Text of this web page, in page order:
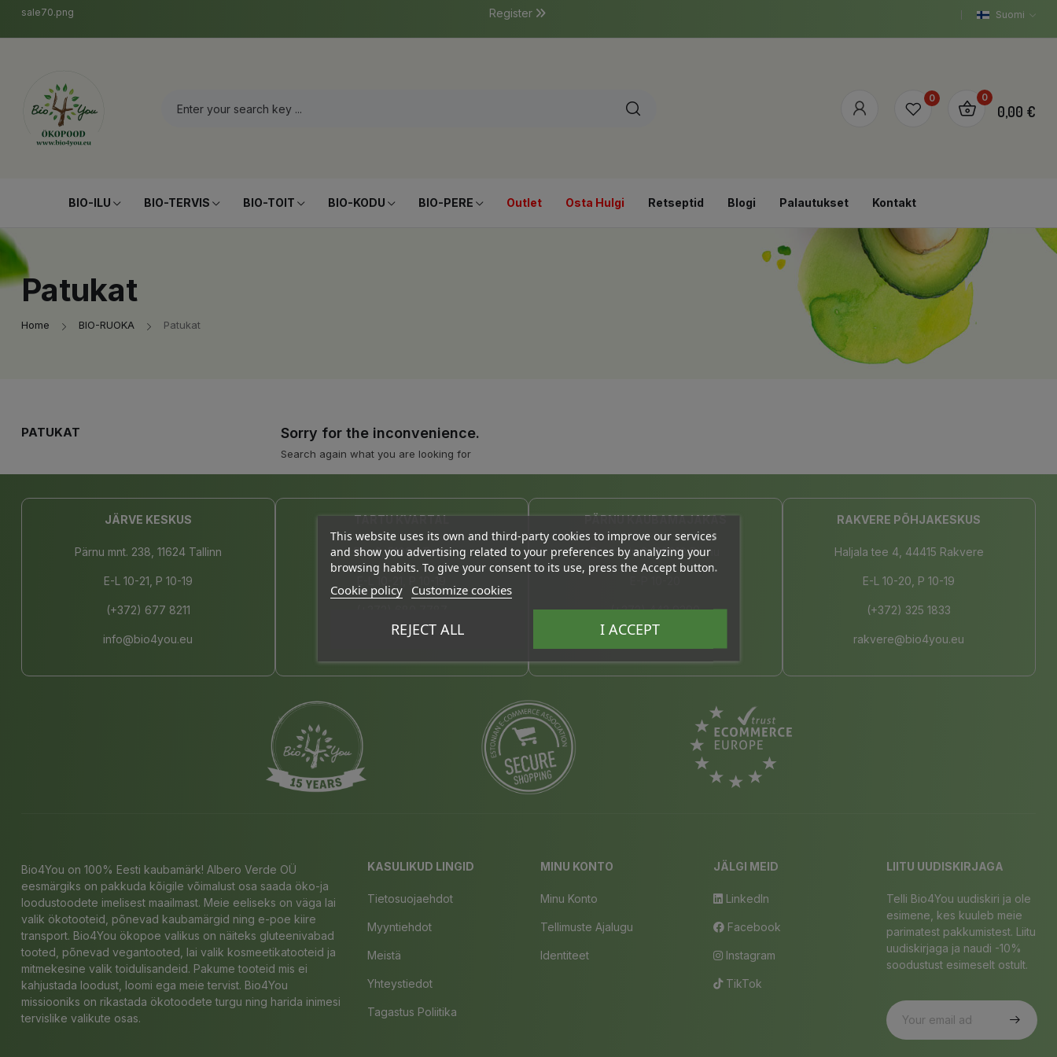
sale70.png Suomi
Register
0 0
0,00 €
BIO-ILU BIO-TERVIS BIO-TOIT BIO-KODU BIO-PERE Outlet Osta Hulgi Retseptid Blogi Palautukset Kontakt
Patukat
Home BIO-RUOKA Patukat
PATUKAT Sorry for the inconvenience.
Search again what you are looking for
JÄRVE KESKUS
Pärnu mnt. 238, 11624 Tallinn
E-L 10-21, P 10-19
(+372) 677 8211
info@bio4you.eu
TARTU KVARTAL
Riia 2, 51004 Tartu
tartu@bio4you.eu
PÄRNU KAUBAMAJAKAS
Papiniidu 8, 80010 Pärnu
(+372) 442 9390
kaubamajakas@bio4you.eu
RAKVERE PÕHJAKESKUS
Haljala tee 4, 44415 Rakvere
E-L 10-20, P 10-19
(+372) 325 1833
rakvere@bio4you.eu
Bio4You on 100% Eesti kaubamärk! Albero Verde OÜ
eesmärgiks on pakkuda kõigile võimalust osa saada öko-ja
loodustoodete imelisest maailmast. Meie eeliseks on väga lai
valik ökotooteid, põnevad kaubamärgid ning e-poe kiire
transport. Bio4You ökopoe valikus on näiteks gluteenivabad
tooted, põnevad vegantooted, lai valik kosmeetikatooteid ja
mitmekesine valik toidulisandeid. Pakume tooteid mis ei
kahjustada loodust, loomi ega meie tervist. Bio4You
missiooniks on rikastada ökotoodete turgu ning harida inimesi
tervislike valikute osas.
KASULIKUD LINGID
Tietosuojaehdot
Myyntiehdot
Meistä
Yhteystiedot
Tagastus Poliitika
MINU KONTO
Minu Konto
Tellimuste Ajalugu
Identiteet
JÄLGI MEID
LinkedIn
Facebook
Instagram
TikTok
LIITU UUDISKIRJAGA
Telli Bio4You uudiskiri ja ole
esimene, kes kuuleb meie
parimatest pakkumistest. Liitu
uudiskirjaga ja naudi -10%
soodustust esimeselt ostult.
This website uses its own and third-party cookies to improve our services
and show you advertising related to your preferences by analyzing your
browsing habits. To give your consent to its use, press the Accept button.
Cookie policy Customize cookies
REJECT ALL I ACCEPT